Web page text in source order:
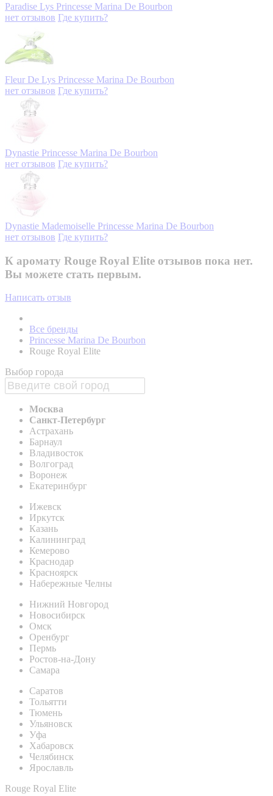
Paradise Lys Princesse Marina De Bourbon
нет отзывов Где купить?
Fleur De Lys Princesse Marina De Bourbon
нет отзывов Где купить?
Dynastie Princesse Marina De Bourbon
нет отзывов Где купить?
Dynastie Mademoiselle Princesse Marina De Bourbon
нет отзывов Где купить?
К аромату Rouge Royal Elite отзывов пока нет.
Вы можете стать первым.
Написать отзыв
Все бренды
Princesse Marina De Bourbon
Rouge Royal Elite
Выбор города
Москва
Санкт-Петербург
Астрахань
Барнаул
Владивосток
Волгоград
Воронеж
Екатеринбург
Ижевск
Иркутск
Казань
Калининград
Кемерово
Краснодар
Красноярск
Набережные Челны
Нижний Новгород
Новосибирск
Омск
Оренбург
Пермь
Ростов-на-Дону
Самара
Саратов
Тольятти
Тюмень
Ульяновск
Уфа
Хабаровск
Челябинск
Ярославль
Rouge Royal Elite